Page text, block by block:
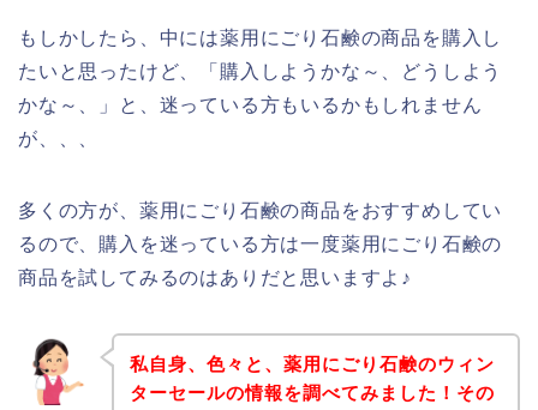
もしかしたら、中には薬用にごり石鹸の商品を購入し
たいと思ったけど、「購入しようかな～、どうしよう
かな～、」と、迷っている方もいるかもしれません
が、、、
多くの方が、薬用にごり石鹸の商品をおすすめしてい
るので、購入を迷っている方は一度薬用にごり石鹸の
商品を試してみるのはありだと思いますよ♪
私自身、色々と、薬用にごり石鹸のウィン
ターセールの情報を調べてみました！その